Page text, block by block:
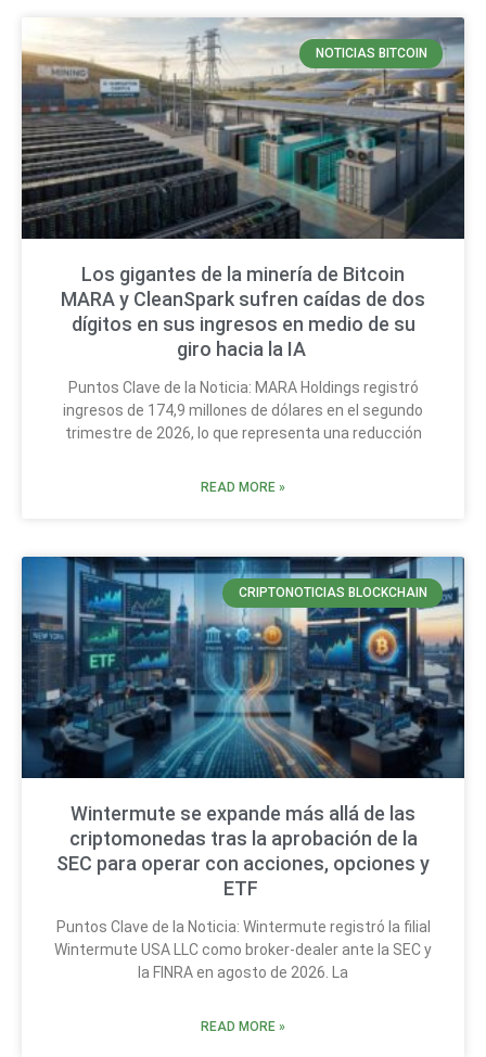
NOTICIAS BITCOIN
Los gigantes de la minería de Bitcoin
MARA y CleanSpark sufren caídas de dos
dígitos en sus ingresos en medio de su
giro hacia la IA
Puntos Clave de la Noticia: MARA Holdings registró
ingresos de 174,9 millones de dólares en el segundo
trimestre de 2026, lo que representa una reducción
READ MORE »
CRIPTONOTICIAS BLOCKCHAIN
Wintermute se expande más allá de las
criptomonedas tras la aprobación de la
SEC para operar con acciones, opciones y
ETF
Puntos Clave de la Noticia: Wintermute registró la filial
Wintermute USA LLC como broker-dealer ante la SEC y
la FINRA en agosto de 2026. La
READ MORE »